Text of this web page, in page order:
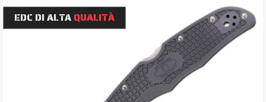
EDC DI ALTA QUALITÀ